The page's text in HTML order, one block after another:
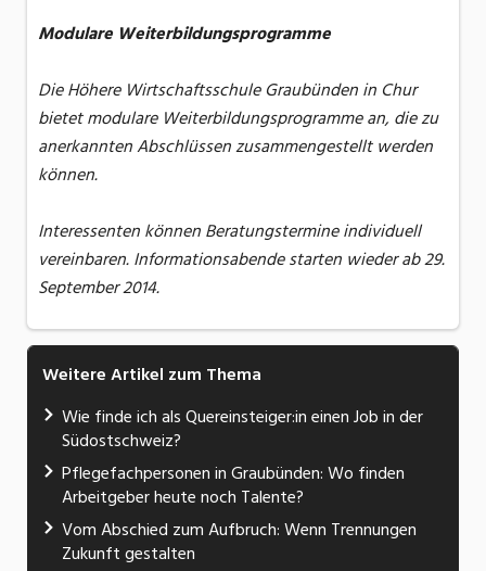
Modulare Weiterbildungsprogramme
Die Höhere Wirtschaftsschule Graubünden in Chur
bietet modulare Weiterbildungsprogramme an, die zu
anerkannten Abschlüssen zusammengestellt werden
können.
Interessenten können Beratungstermine individuell
vereinbaren. Informationsabende starten wieder ab 29.
September 2014.
Weitere Artikel zum Thema
Wie finde ich als Quereinsteiger:in einen Job in der
Südostschweiz?
Pflegefachpersonen in Graubünden: Wo finden
Arbeitgeber heute noch Talente?
Vom Abschied zum Aufbruch: Wenn Trennungen
Zukunft gestalten